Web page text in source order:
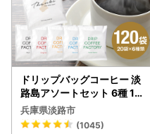
ドリップバッグコーヒー 淡
路島アソートセット 6種 12
0袋 飲み比べ コーヒー
兵庫県淡路市
(1045)